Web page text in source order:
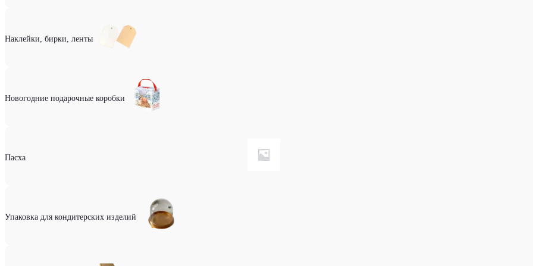
Наклейки, бирки, ленты
Новогодние подарочные коробки
Пасха
Упаковка для кондитерских изделий